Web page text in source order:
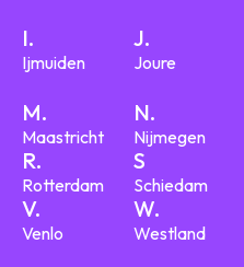
I.
Ijmuiden
J.
Joure
M.
Maastricht
N.
Nijmegen
R.
Rotterdam
S
Schiedam
V.
Venlo
W.
Westland